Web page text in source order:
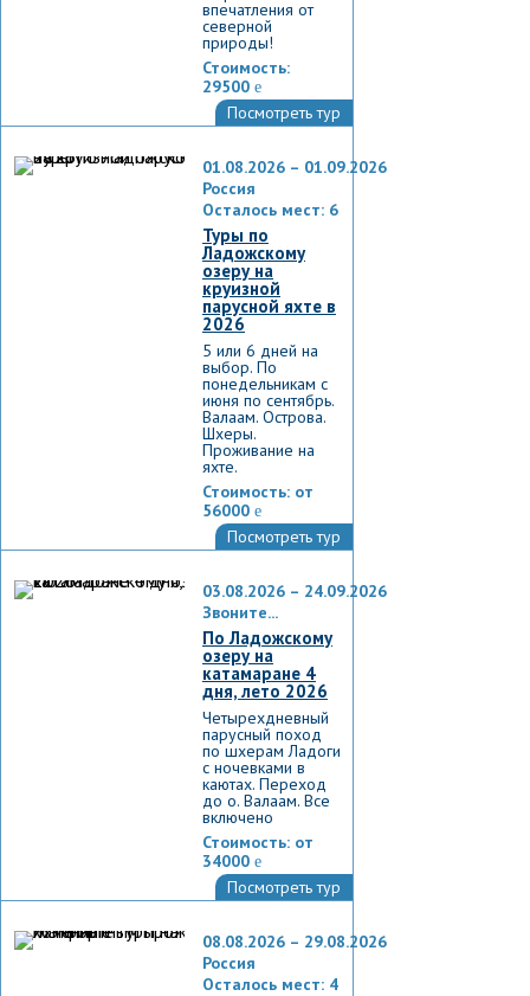
впечатления от
северной
природы!
Стоимость:
29500 e
Посмотреть тур
01.08.2026 – 01.09.2026
Россия
Осталось мест: 6
Туры по
Ладожскому
озеру на
круизной
парусной яхте в
2026
5 или 6 дней на
выбор. По
понедельникам с
июня по сентябрь.
Валаам. Острова.
Шхеры.
Проживание на
яхте.
Стоимость: от
56000 e
Посмотреть тур
03.08.2026 – 24.09.2026
Звоните...
По Ладожскому
озеру на
катамаране 4
дня, лето 2026
Четырехдневный
парусный поход
по шхерам Ладоги
с ночевками в
каютах. Переход
до о. Валаам. Все
включено
Стоимость: от
34000 e
Посмотреть тур
08.08.2026 – 29.08.2026
Россия
Осталось мест: 4